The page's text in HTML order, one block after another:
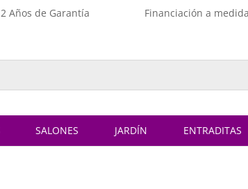
2 Años de Garantía Financiación a
SALONES JARDÍN ENTRADITAS